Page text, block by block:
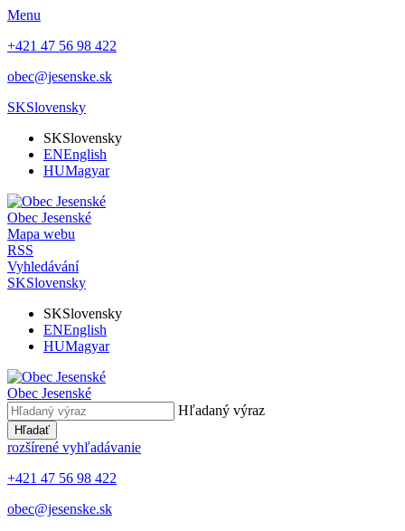
Menu
+421 47 56 98 422
obec@jesenske.sk
SKSlovensky
SKSlovensky
ENEnglish
HUMagyar
Obec Jesenské
Mapa webu
RSS
Vyhledávání
SKSlovensky
SKSlovensky
ENEnglish
HUMagyar
Obec Jesenské
Hľadaný výraz
Hľadať
rozšírené vyhľadávanie
+421 47 56 98 422
obec@jesenske.sk